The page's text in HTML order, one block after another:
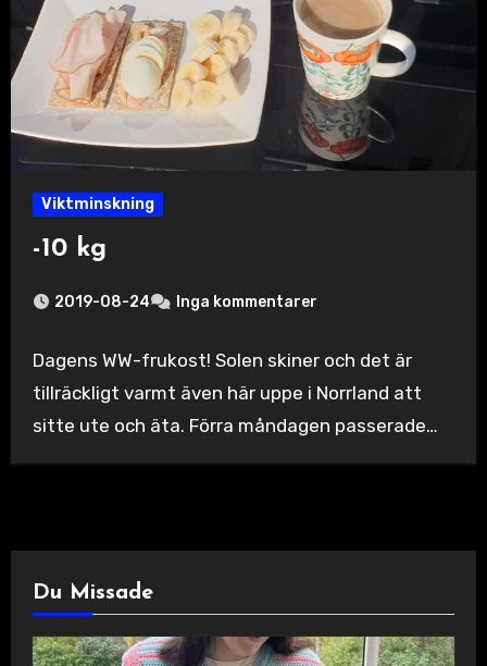
Viktminskning
-10 kg
2019-08-24 Inga kommentarer
Dagens WW-frukost! Solen skiner och det är
tillräckligt varmt även här uppe i Norrland att
sitte ute och äta. Förra måndagen passerade…
Du Missade